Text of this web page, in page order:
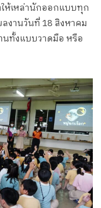
ให้เหล่านักออกแบบทุก
งานวันที่ 18 สิงหาคม
นทั้งแบบวาดมือ หรือ